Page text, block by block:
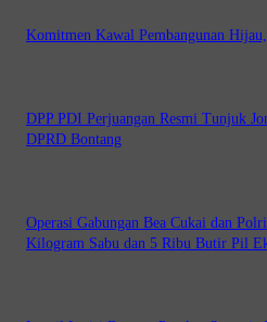
Komitmen Kawal Pembangunan
DPP PDI Perjuangan Resmi Tunjuk
DPRD Bontang
Operasi Gabungan Bea Cukai dan
Kilogram Sabu dan 5 Ribu Butir Pil